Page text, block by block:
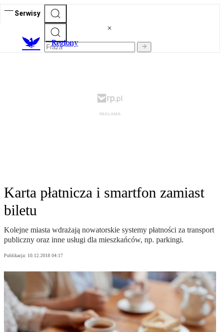
Serwisy
Regiony
Karta płatnicza i smartfon zamiast
biletu
Kolejne miasta wdrażają nowatorskie systemy płatności za transport
publiczny oraz inne usługi dla mieszkańców, np. parkingi.
Publikacja: 10.12.2018 04:17